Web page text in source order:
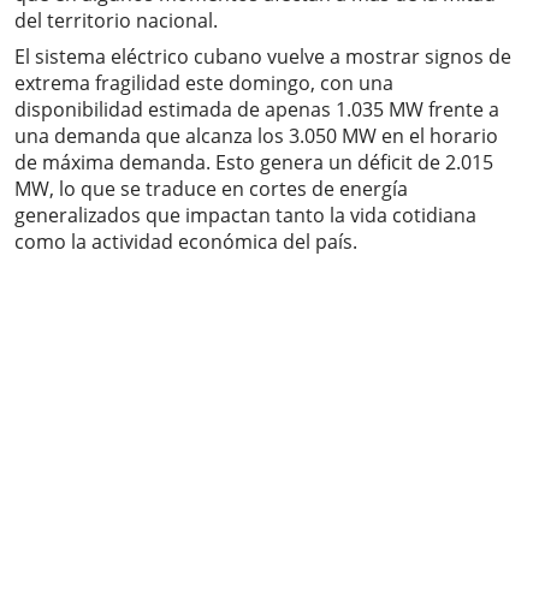
del territorio nacional.
El sistema eléctrico cubano vuelve a mostrar signos de
extrema fragilidad este domingo, con una
disponibilidad estimada de apenas 1.035 MW frente a
una demanda que alcanza los 3.050 MW en el horario
de máxima demanda. Esto genera un déficit de 2.015
MW, lo que se traduce en cortes de energía
generalizados que impactan tanto la vida cotidiana
como la actividad económica del país.